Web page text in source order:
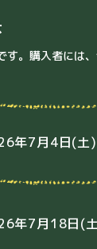
。購入者には
年7月4日(
年7月18日(